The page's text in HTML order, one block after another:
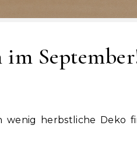
im